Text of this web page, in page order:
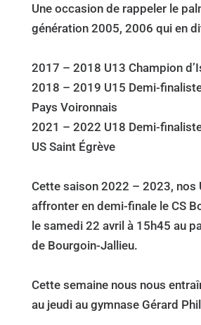
Une occasion de rappeler le
génération 2005, 2006 qui en
2017 – 2018 U13 Champion
2018 – 2019 U15 Demi-
Pays Voironnais
2021 – 2022 U18 Demi-
US Saint Égrève
Cette saison 2022 – 2023, nos
affronter en demi-finale le CS
le samedi 22 avril à 15h45 au
de Bourgoin-Jallieu.
Cette semaine nous nous
au jeudi au gymnase Gérard